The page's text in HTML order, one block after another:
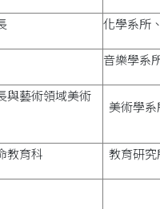
化學系所
音樂學系
與藝術領域美術
美術學系
教育科 教育研